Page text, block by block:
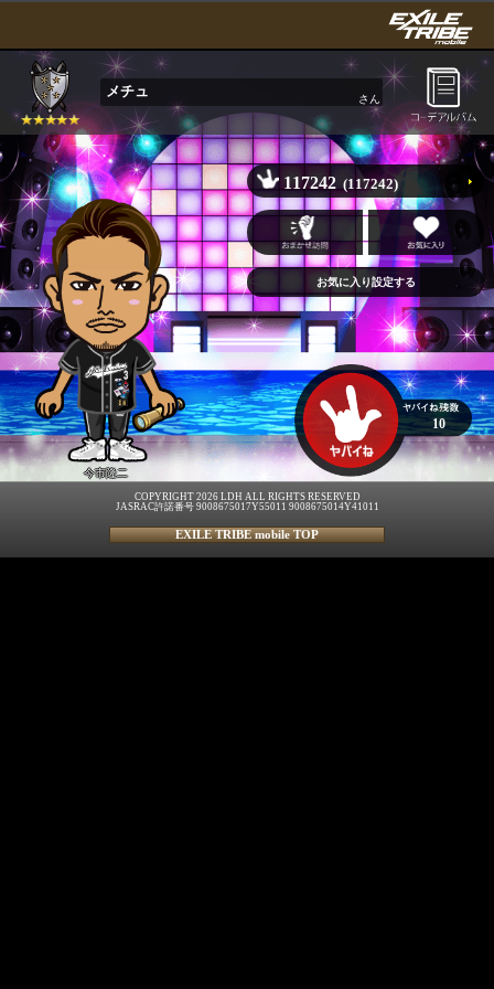
メチュ さん
今市隆二
117242 (117242)
10
COPYRIGHT 2026 LDH ALL RIGHTS RESERVED
JASRAC許諾番号 9008675017Y55011 9008675014Y41011
EXILE TRIBE mobile TOP